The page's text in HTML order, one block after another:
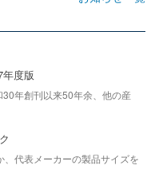
年度版
年創刊以来50年余、他の産
代表メーカーの製品サイズを